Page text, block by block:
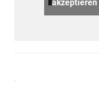
akzeptieren